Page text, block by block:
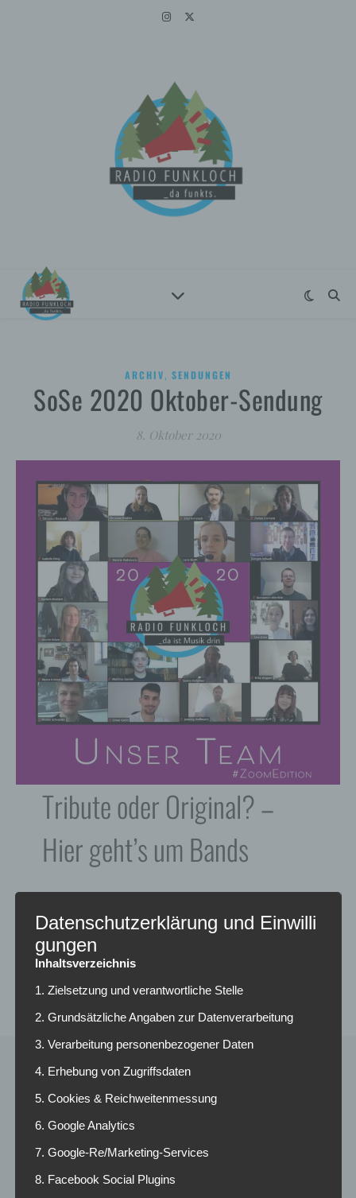
ARCHIV, SENDUNGEN
SoSe 2020 Oktober-Sendung
8. Oktober 2020
Tribute oder Original? –
Hier geht’s um Bands
WEITERLESEN
Datenschutzerklärung und Einwilli
gungen
Inhaltsverzeichnis
1. Zielsetzung und verantwortliche Stelle
2. Grundsätzliche Angaben zur Datenverarbeitung
3. Verarbeitung personenbezogener Daten
4. Erhebung von Zugriffsdaten
5. Cookies & Reichweitenmessung
6. Google Analytics
7. Google-Re/Marketing-Services
8. Facebook Social Plugins